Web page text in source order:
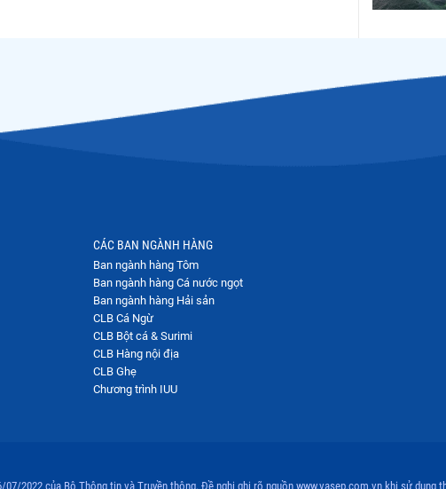
Thị trường
Thị trường
CÁC BAN NGÀNH HÀNG
Ban ngành hàng Tôm
Ban ngành hàng Cá nước ngọt
Ban ngành hàng Hải sản
CLB Cá Ngừ
CLB Bột cá & Surimi
CLB Hàng nội địa
CLB Ghẹ
Chương trình IUU
2022 của Bộ Thông tin và Truyền thông. Đề nghị ghi rõ nguồn www.vasep.com.vn khi sử dụng